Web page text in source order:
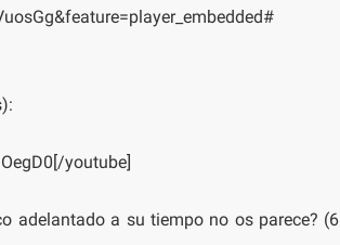
youtube]
adelantado a su tiempo no os parece? (6